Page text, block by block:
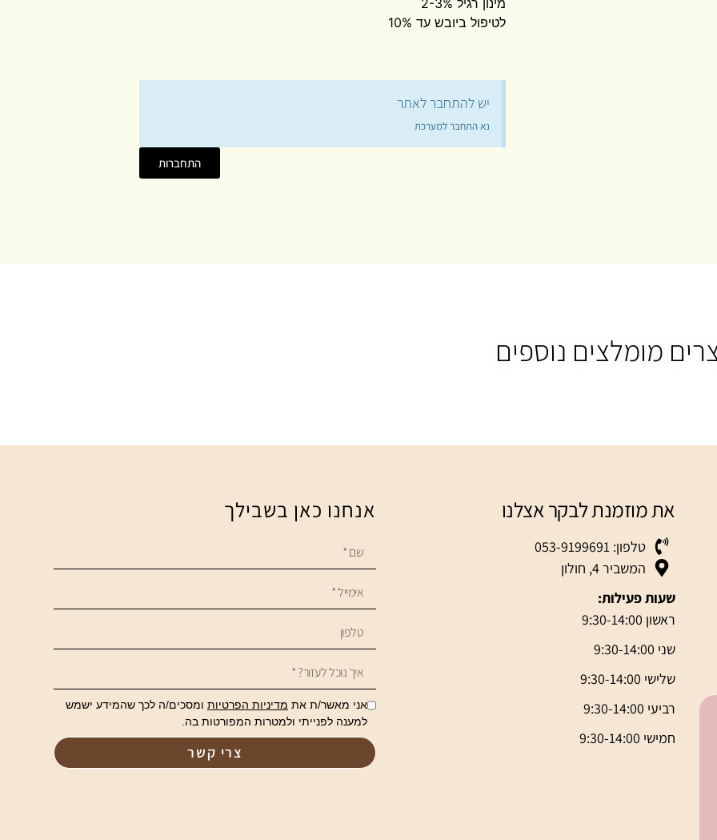
מינון רגיל 2-3%
לטיפול ביובש עד 10%
יש להתחבר לאתר
נא התחבר למערכת
התחברות
מומלצים נוספים
את מוזמנת לבקר אצלנו
טלפון: 053-9199691
המשביר 4, חולון
שעות פעילות:
ראשון 9:30-14:00
שני 9:30-14:00
שלישי 9:30-14:00
רביעי 9:30-14:00
חמישי 9:30-14:00
אנחנו כאן בשבילך
אני מאשר/ת את מדיניות הפרטיות ומסכים/ה לכך שהמידע ישמש
למענה לפנייתי ולמטרות המפורטות בה.
צרי קשר